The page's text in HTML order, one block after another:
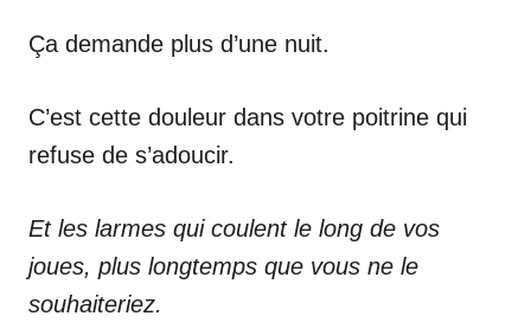
Ça demande plus d’une nuit.
C’est cette douleur dans votre poitrine qui
refuse de s’adoucir.
Et les larmes qui coulent le long de vos
joues, plus longtemps que vous ne le
souhaiteriez.